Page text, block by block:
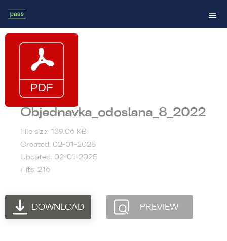
Objednavka_odoslana_8_2022
File size: 139.06 KB
Created: 02-01-2025
Updated: 02-01-2025
Hits: 216
DOWNLOAD PREVIEW